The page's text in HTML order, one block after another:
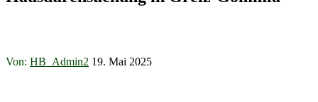
Von: HB_Admin2 19. Mai 2025